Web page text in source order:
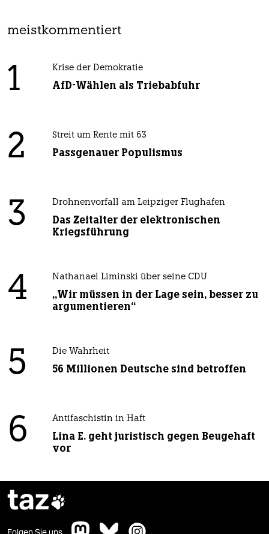
meistkommentiert
1 Krise der Demokratie
AfD-Wählen als Triebabfuhr
2 Streit um Rente mit 63
Passgenauer Populismus
3 Drohnenvorfall am Leipziger Flughafen
Das Zeitalter der elektronischen
Kriegsführung
4 Nathanael Liminski über seine CDU
„Wir müssen in der Lage sein, besser zu
argumentieren“
5 Die Wahrheit
56 Millionen Deutsche sind betroffen
6 Antifaschistin in Haft
Lina E. geht juristisch gegen Beugehaft
vor
taz